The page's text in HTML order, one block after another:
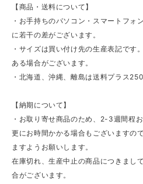
【商品・送料について】
・お手持ちのパソコン・スマートフォ
に若干の差がございます。
・サイズは買い付け先の生産表記で
ある場合がございます。
・北海道、沖縄、離島は送料プラス
【納期について】
・お取り寄せ商品のため、2-3週間程
更にお時間かかる場合もございますの
ますようお願いします。
在庫切れ、生産中止の商品につきまし
合がございます。